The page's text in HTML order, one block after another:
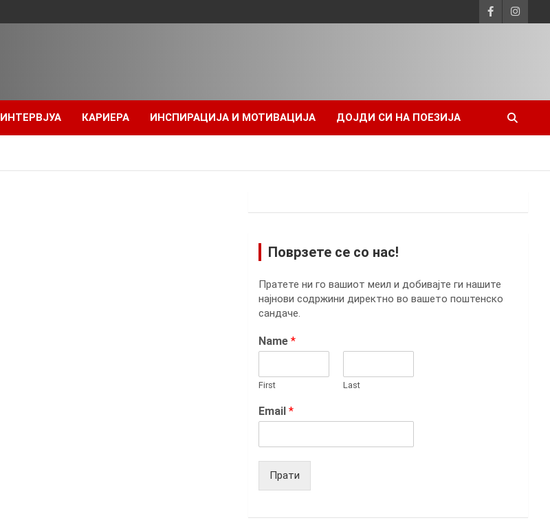
ИНТЕРВЈУА КАРИЕРА ИНСПИРАЦИЈА И МОТИВАЦИЈА ДОЈДИ СИ НА ПОЕЗИЈА
Поврзете се со нас!
Пратете ни го вашиот меил и добивајте ги нашите
најнови содржини директно во вашето поштенско
сандаче.
Name*
First Last
Email*
Прати